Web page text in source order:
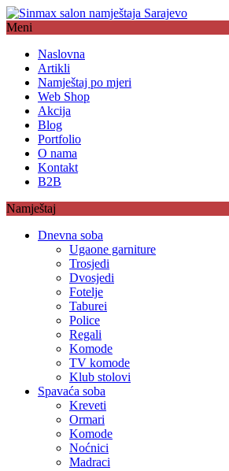
Meni
Naslovna
Artikli
Namještaj po mjeri
Web Shop
Akcija
Blog
Portfolio
O nama
Kontakt
B2B
Namještaj
Dnevna soba
Ugaone garniture
Trosjedi
Dvosjedi
Fotelje
Taburei
Police
Regali
Komode
TV komode
Klub stolovi
Spavaća soba
Kreveti
Ormari
Komode
Noćnici
Madraci